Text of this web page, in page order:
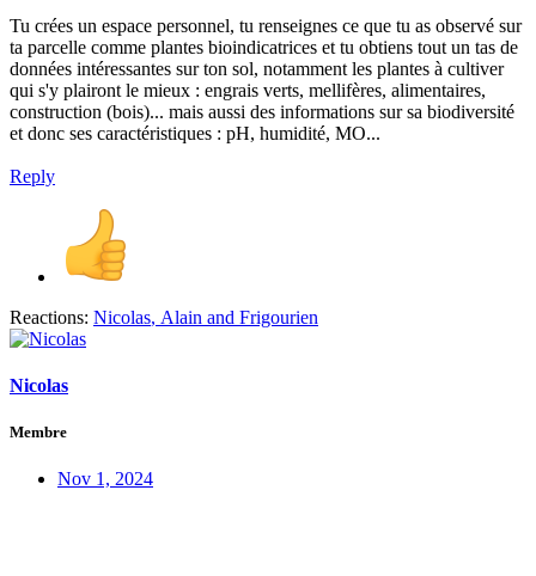
Tu crées un espace personnel, tu renseignes ce que tu as observé sur
ta parcelle comme plantes bioindicatrices et tu obtiens tout un tas de
données intéressantes sur ton sol, notamment les plantes à cultiver
qui s'y plairont le mieux : engrais verts, mellifères, alimentaires,
construction (bois)... mais aussi des informations sur sa biodiversité
et donc ses caractéristiques : pH, humidité, MO...
Reply
Reactions: Nicolas, Alain and Frigourien
Nicolas
Membre
Nov 1, 2024